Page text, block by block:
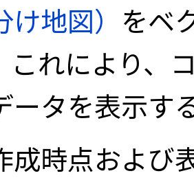
け地図） をベ
これにより、
ータを表示す
成時点および